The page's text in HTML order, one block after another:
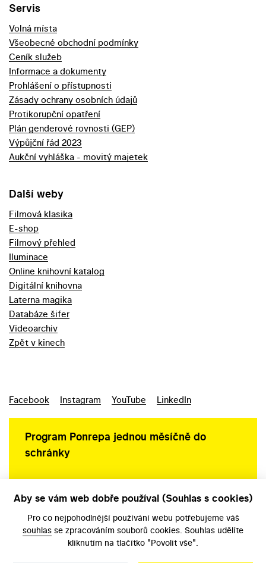
Servis
Volná místa
Všeobecné obchodní podmínky
Ceník služeb
Informace a dokumenty
Prohlášení o přístupnosti
Zásady ochrany osobních údajů
Protikorupční opatření
Plán genderové rovnosti (GEP)
Výpůjční řád 2023
Aukční vyhláška - movitý majetek
Další weby
Filmová klasika
E-shop
Filmový přehled
Iluminace
Online knihovní katalog
Digitální knihovna
Laterna magika
Databáze šifer
Videoarchiv
Zpět v kinech
Facebook Instagram YouTube LinkedIn
Program Ponrepa jednou měsíčně do
schránky
Aby se vám web dobře používal (Souhlas s cookies)
Pro co nejpohodlnější používání webu potřebujeme váš
souhlas se zpracováním souborů cookies. Souhlas udělíte
kliknutím na tlačítko "Povolit vše".